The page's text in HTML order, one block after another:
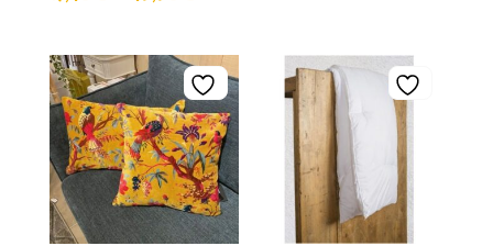
prix :
17,40 €
à
49,90 €